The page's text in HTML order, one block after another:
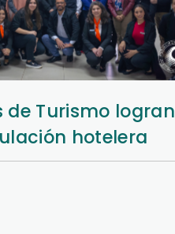
Semana Hotelera
Lorenzo